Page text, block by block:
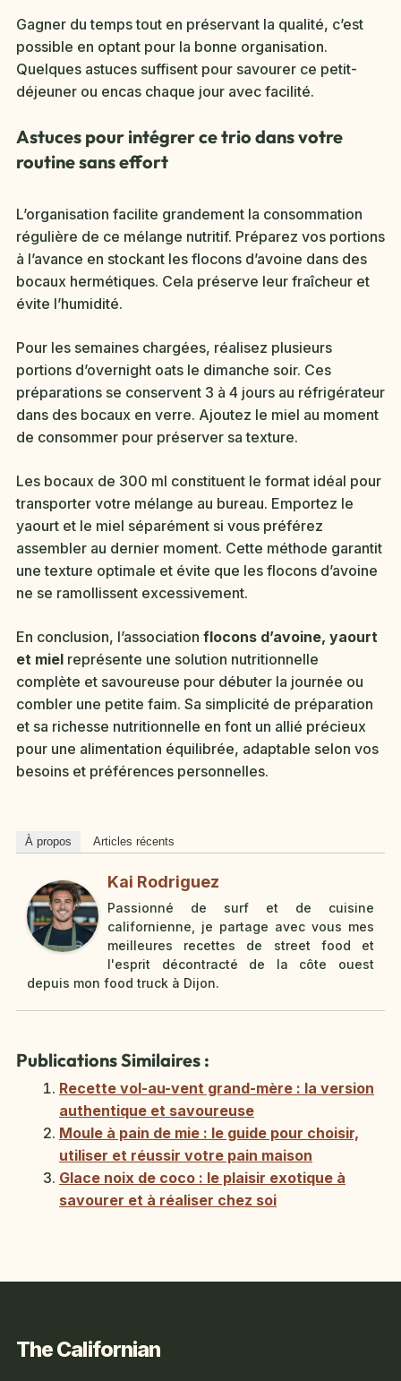
Gagner du temps tout en préservant la qualité, c’est
possible en optant pour la bonne organisation.
Quelques astuces suffisent pour savourer ce petit-
déjeuner ou encas chaque jour avec facilité.
Astuces pour intégrer ce trio dans votre
routine sans effort
L’organisation facilite grandement la consommation
régulière de ce mélange nutritif. Préparez vos portions
à l’avance en stockant les flocons d’avoine dans des
bocaux hermétiques. Cela préserve leur fraîcheur et
évite l’humidité.
Pour les semaines chargées, réalisez plusieurs
portions d’overnight oats le dimanche soir. Ces
préparations se conservent 3 à 4 jours au réfrigérateur
dans des bocaux en verre. Ajoutez le miel au moment
de consommer pour préserver sa texture.
Les bocaux de 300 ml constituent le format idéal pour
transporter votre mélange au bureau. Emportez le
yaourt et le miel séparément si vous préférez
assembler au dernier moment. Cette méthode garantit
une texture optimale et évite que les flocons d’avoine
ne se ramollissent excessivement.
En conclusion, l’association flocons d’avoine, yaourt
et miel représente une solution nutritionnelle
complète et savoureuse pour débuter la journée ou
combler une petite faim. Sa simplicité de préparation
et sa richesse nutritionnelle en font un allié précieux
pour une alimentation équilibrée, adaptable selon vos
besoins et préférences personnelles.
À propos Articles récents
Kai Rodriguez
Passionné de surf et de cuisine
californienne, je partage avec vous mes
meilleures recettes de street food et
l'esprit décontracté de la côte ouest
depuis mon food truck à Dijon.
Publications Similaires :
Recette vol-au-vent grand-mère : la version
authentique et savoureuse
Moule à pain de mie : le guide pour choisir,
utiliser et réussir votre pain maison
Glace noix de coco : le plaisir exotique à
savourer et à réaliser chez soi
The Californian